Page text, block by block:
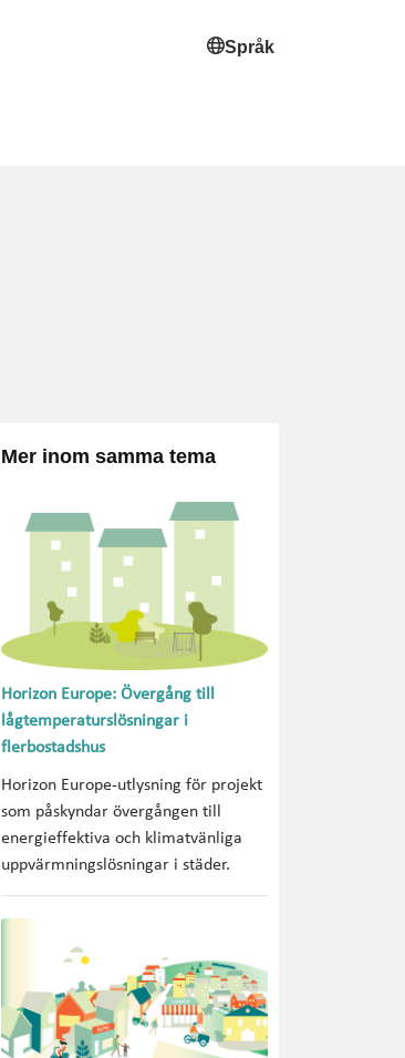
Språk
Mer inom samma tema
Horizon Europe: Övergång till
lågtemperaturslösningar i
flerbostadshus
Horizon Europe-utlysning för projekt
som påskyndar övergången till
energieffektiva och klimatvänliga
uppvärmningslösningar i städer.